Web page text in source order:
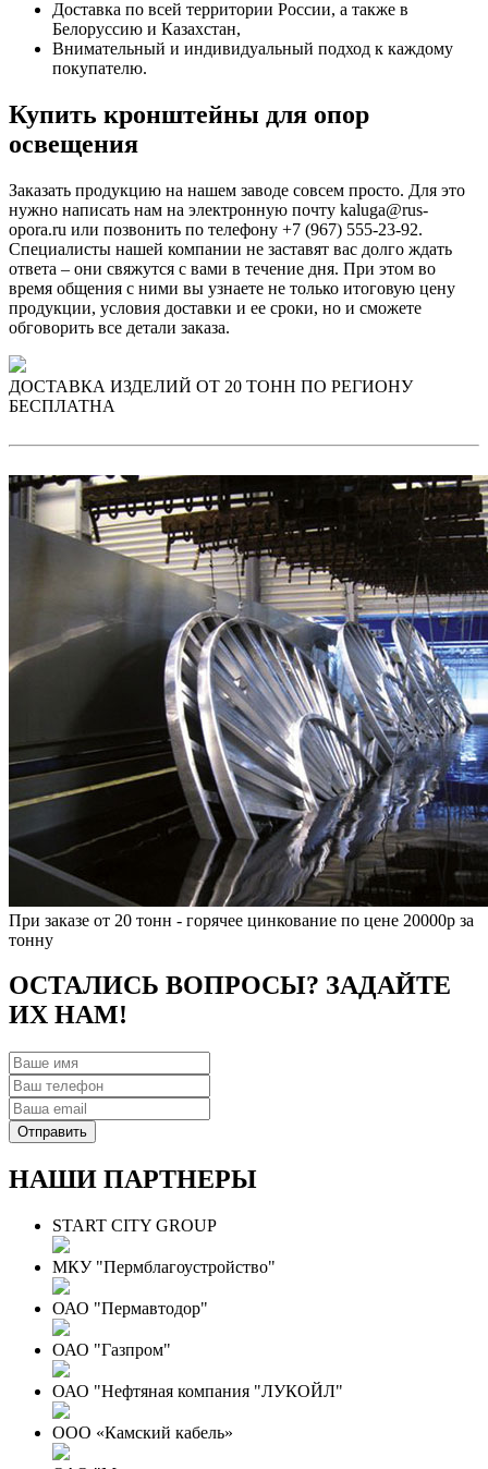
Доставка по всей территории России, а также в
Белоруссию и Казахстан,
Внимательный и индивидуальный подход к каждому
покупателю.
Купить кронштейны для опор
освещения
Заказать продукцию на нашем заводе совсем просто. Для это
нужно написать нам на электронную почту kaluga@rus-
opora.ru или позвонить по телефону +7 (967) 555-23-92.
Специалисты нашей компании не заставят вас долго ждать
ответа – они свяжутся с вами в течение дня. При этом во
время общения с ними вы узнаете не только итоговую цену
продукции, условия доставки и ее сроки, но и сможете
обговорить все детали заказа.
ДОСТАВКА ИЗДЕЛИЙ ОТ 20 ТОНН ПО РЕГИОНУ
БЕСПЛАТНА
При заказе от 20 тонн - горячее цинкование по цене 20000р за
тонну
ОСТАЛИСЬ ВОПРОСЫ? ЗАДАЙТЕ
ИХ НАМ!
НАШИ ПАРТНЕРЫ
START CITY GROUP
МКУ "Пермблагоустройство"
ОАО "Пермавтодор"
ОАО "Газпром"
ОАО "Нефтяная компания "ЛУКОЙЛ"
ООО «Камский кабель»